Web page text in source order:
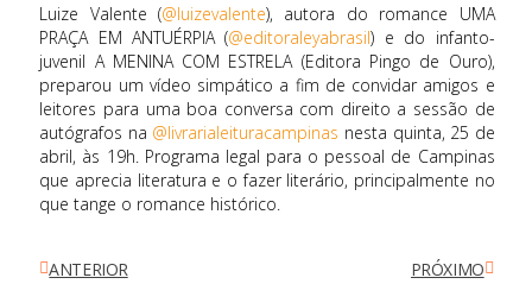
Luize Valente (@luizevalente), autora do romance UMA
PRAÇA EM ANTUÉRPIA (@editoraleyabrasil) e do infanto-
juvenil A MENINA COM ESTRELA (Editora Pingo de Ouro),
preparou um vídeo simpático a fim de convidar amigos e
leitores para uma boa conversa com direito a sessão de
autógrafos na @livrarialeituracampinas nesta quinta, 25 de
abril, às 19h. Programa legal para o pessoal de Campinas
que aprecia literatura e o fazer literário, principalmente no
que tange o romance histórico.
ANTERIOR PRÓXIMO